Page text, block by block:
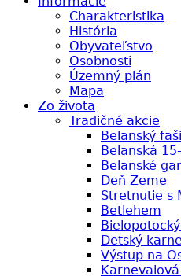
Charakteristika
História
Obyvateľstvo
Osobnosti
Územný plán
Mapa
Zo života
Tradičné akcie
Belanský
Belanská
Belanské
Deň Zeme
Stretnutie s
Betlehem
Detský
Výstup na